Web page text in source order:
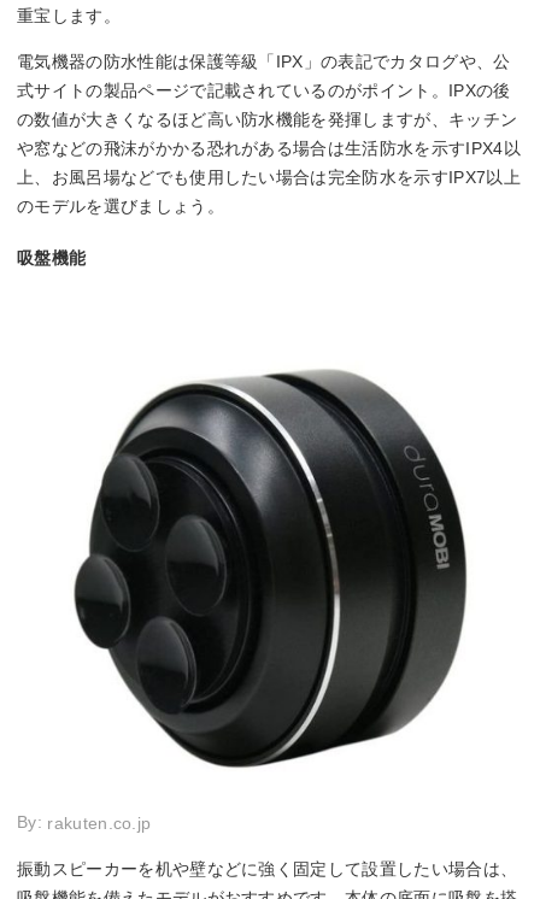
重宝します。
電気機器の防水性能は保護等級「IPX」の表記でカタログや、公
式サイトの製品ページで記載されているのがポイント。IPXの後
の数値が大きくなるほど高い防水機能を発揮しますが、キッチン
や窓などの飛沫がかかる恐れがある場合は生活防水を示すIPX4以
上、お風呂場などでも使用したい場合は完全防水を示すIPX7以上
のモデルを選びましょう。
吸盤機能
By: rakuten.co.jp
振動スピーカーを机や壁などに強く固定して設置したい場合は、